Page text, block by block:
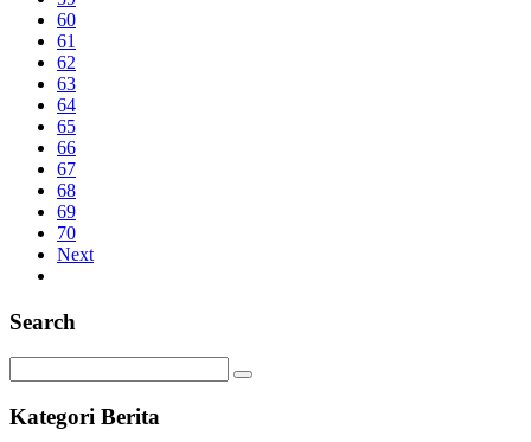
60
61
62
63
64
65
66
67
68
69
70
Next
Search
Kategori Berita